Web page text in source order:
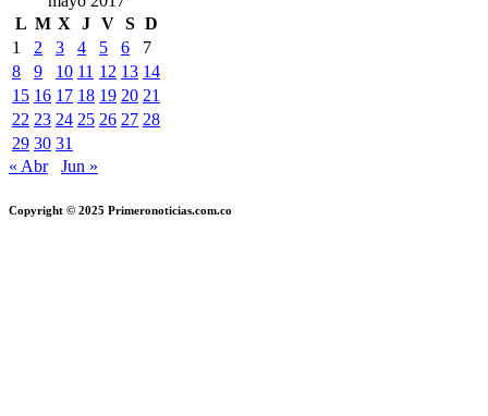
L M X J V S D
1
2 3 4 5 6
7
8
9 10 11 12 13 14
15 16 17 18 19 20 21
22 23 24 25 26 27 28
29 30 31
« Abr
Jun »
Copyright © 2025 Primeronoticias.com.co